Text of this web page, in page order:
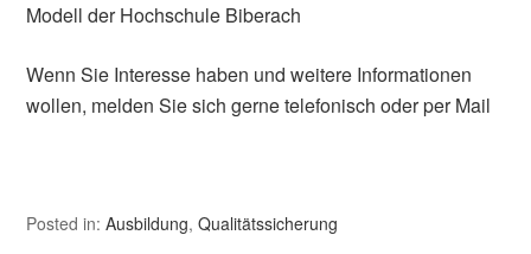
Modell der Hochschule Biberach
Wenn Sie Interesse haben und weitere Informationen
wollen, melden Sie sich gerne telefonisch oder per Mail
Posted in:Ausbildung,Qualitätssicherung